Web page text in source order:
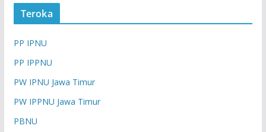
Teroka
PP IPNU
PP IPPNU
PW IPNU Jawa Timur
PW IPPNU Jawa Timur
PBNU